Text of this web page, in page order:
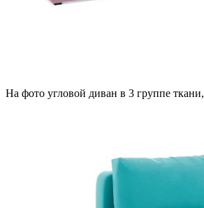
На фото угловой диван в 3 группе ткани,